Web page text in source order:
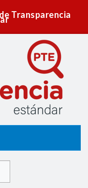
Transparencia